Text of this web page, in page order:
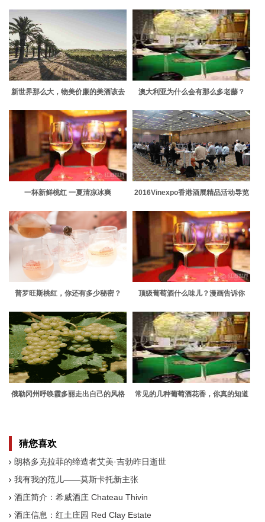
新世界那么大，物美价廉的美酒该去
澳大利亚为什么会有那么多老藤？
一杯新鲜桃红 一夏清凉冰爽 2016Vinexpo香港酒展精品活动导览
普罗旺斯桃红，你还有多少秘密？ 顶级葡萄酒什么味儿？漫画告诉你
俄勒冈州呼唤霞多丽走出自己的风格
常见的几种葡萄酒花香，你真的知道
猜您喜欢
朗格多克拉菲的缔造者艾美·吉勃昨日逝世
我有我的范儿——莫斯卡托新主张
酒庄简介：希威酒庄 Chateau Thivin
酒庄信息：红土庄园 Red Clay Estate